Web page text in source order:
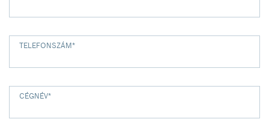
TELEFONSZÁM*
CÉGNÉV*